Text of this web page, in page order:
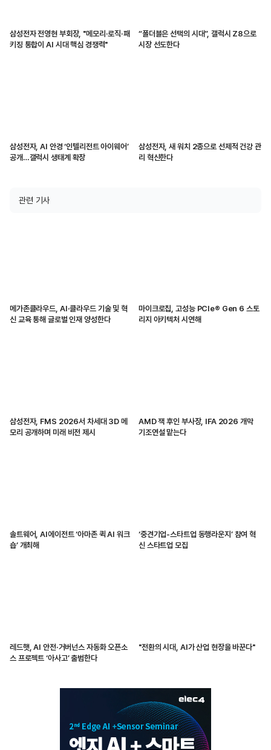
삼성전자 전영현 부회장, "메모리·로직·패
키징 통합이 AI 시대 핵심 경쟁력"
“폴더블은 선택의 시대”, 갤럭시 Z8으로
시장 선도한다
삼성전자, AI 안경 ‘인텔리전트 아이웨어’
공개…갤럭시 생태계 확장
삼성전자, 새 워치 2종으로 선제적 건강 관
리 혁신한다
관련 기사
메가존클라우드, AI·클라우드 기술 및 혁
신 교육 통해 글로벌 인재 양성한다
마이크로칩, 고성능 PCIe® Gen 6 스토
리지 아키텍처 시연해
삼성전자, FMS 2026서 차세대 3D 메
모리 공개하며 미래 비전 제시
AMD 잭 후인 부사장, IFA 2026 개막
기조연설 맡는다
솔트웨어, AI에이전트 ‘아마존 퀵 AI 워크
숍’ 개최해
‘중견기업-스타트업 동행라운지’ 참여 혁
신 스타트업 모집
레드햇, AI 안전·거버넌스 자동화 오픈소
스 프로젝트 ‘아사고’ 출범한다
"전환의 시대, AI가 산업 현장을 바꾼다"